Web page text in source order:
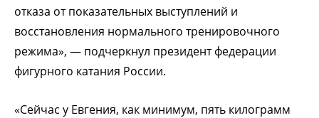
отказа от показательных выступлений и
восстановления нормального тренировочного
режима», — подчеркнул президент федерации
фигурного катания России.
«Сейчас у Евгения, как минимум, пять килограмм